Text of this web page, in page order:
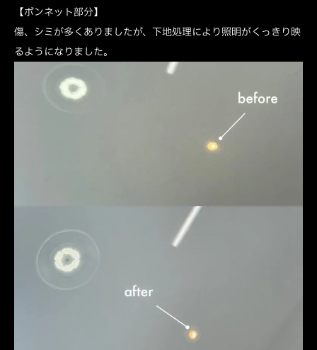
【ボンネット部分】
傷、シミが多くありましたが、下地処理により照明がくっきり映
るようになりました。